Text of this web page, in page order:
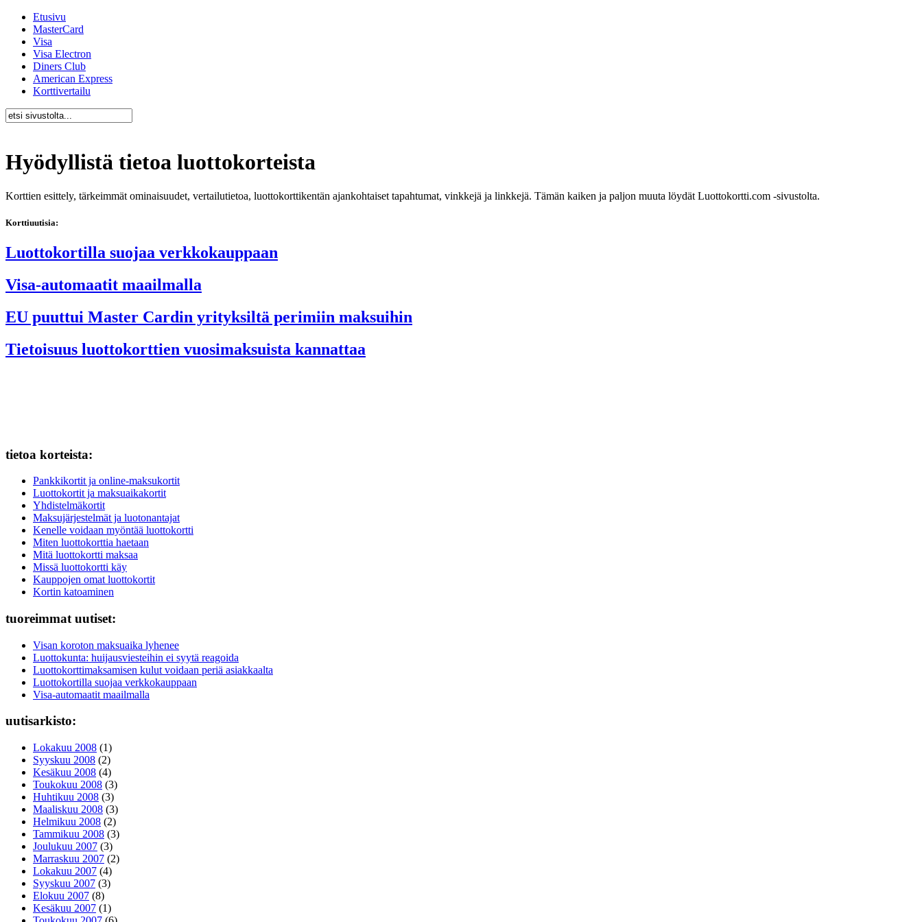
Etusivu
MasterCard
Visa
Visa Electron
Diners Club
American Express
Korttivertailu
Hyödyllistä tietoa luottokorteista
Korttien esittely, tärkeimmät ominaisuudet, vertailutietoa, luottokorttikentän ajankohtaiset tapahtumat, vinkkejä ja linkkejä. Tämän kaiken ja paljon muuta löydät Luottokortti.com -sivustolta.
Korttiuutisia:
Luottokortilla suojaa verkkokauppaan
Visa-automaatit maailmalla
EU puuttui Master Cardin yrityksiltä perimiin maksuihin
Tietoisuus luottokorttien vuosimaksuista kannattaa
tietoa korteista:
Pankkikortit ja online-maksukortit
Luottokortit ja maksuaikakortit
Yhdistelmäkortit
Maksujärjestelmät ja luotonantajat
Kenelle voidaan myöntää luottokortti
Miten luottokorttia haetaan
Mitä luottokortti maksaa
Missä luottokortti käy
Kauppojen omat luottokortit
Kortin katoaminen
tuoreimmat uutiset:
Visan koroton maksuaika lyhenee
Luottokunta: huijausviesteihin ei syytä reagoida
Luottokorttimaksamisen kulut voidaan periä asiakkaalta
Luottokortilla suojaa verkkokauppaan
Visa-automaatit maailmalla
uutisarkisto:
Lokakuu 2008 (1)
Syyskuu 2008 (2)
Kesäkuu 2008 (4)
Toukokuu 2008 (3)
Huhtikuu 2008 (3)
Maaliskuu 2008 (3)
Helmikuu 2008 (2)
Tammikuu 2008 (3)
Joulukuu 2007 (3)
Marraskuu 2007 (2)
Lokakuu 2007 (4)
Syyskuu 2007 (3)
Elokuu 2007 (8)
Kesäkuu 2007 (1)